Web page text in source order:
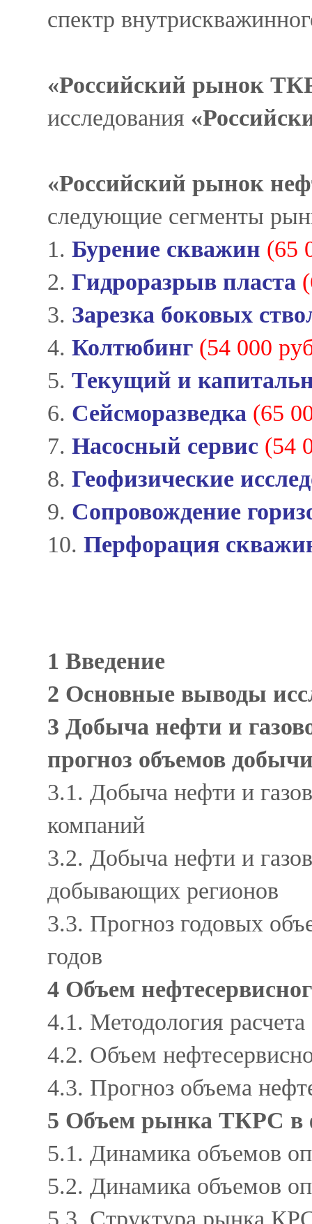
спектр
«Российский рынок
исследования «
«Российский рынок
следующие сегменты
1. Бурение скважин (65
2. Гидроразрыв пласта
3. Зарезка боковых
4. Колтюбинг (54 000
5. Текущий и
6. Сейсморазведка (65
7. Насосный сервис (54
8. Геофизические
9. Сопровождение
10. Перфорация
1 Введение
2 Основные выводы
3 Добыча нефти и
прогноз объемов
3.1. Добыча нефти и
компаний
3.2. Добыча нефти и
добывающих регионов
3.3. Прогноз годовых
годов
4 Объем
4.1. Методология
4.2. Объем
4.3. Прогноз объема
5 Объем рынка ТКРС в
5.1. Динамика объемов
5.2. Динамика объемов
5.3. Структура рынка